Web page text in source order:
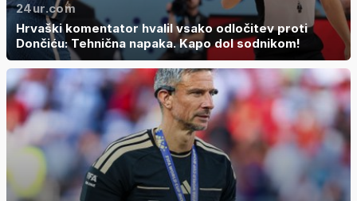
24ur.com
Hrvaški komentator hvalil vsako odločitev proti
Dončiću: Tehnična napaka. Kapo dol sodnikom!